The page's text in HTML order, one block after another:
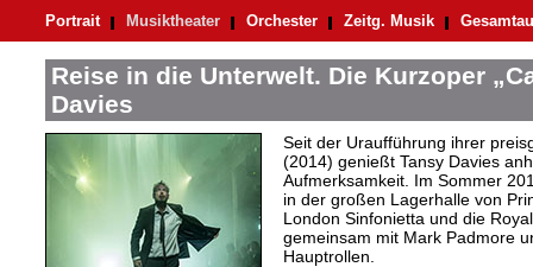
Portrait Musiktheater Orchester Zeitg. Musik
Reise in die Unterwelt. Die Kurzoper
Davies
Seit der Uraufführung ihrer
(2014) genießt Tansy Davies
Aufmerksamkeit. Im Sommer
in der großen Lagerhalle von
London Sinfonietta und die
gemeinsam mit Mark Padmore
Hauptrollen.